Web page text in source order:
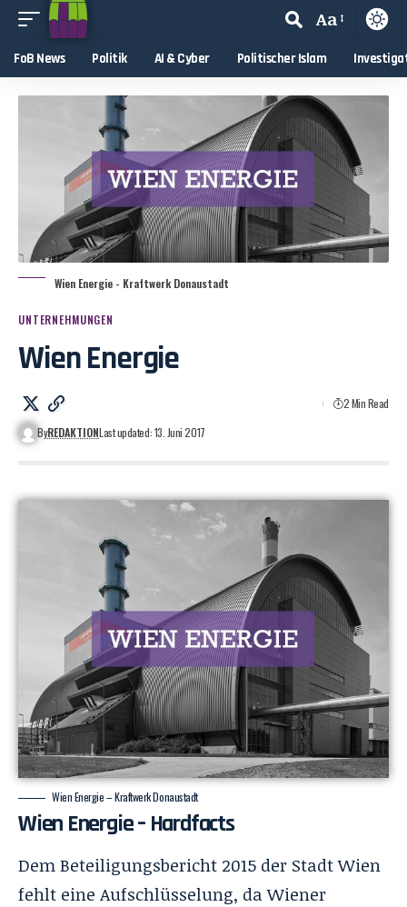
Aa
FoB News Politik AI & Cyber Politischer Islam
Wien Energie - Kraftwerk Donaustadt
UNTERNEHMUNGEN
Wien Energie
ByREDAKTIONLast updated: 13. Juni 2017
2 Min Read
Wien Energie – Kraftwerk Donaustadt
Wien Energie – Hardfacts
Dem Beteiligungsbericht 2015 der Stadt Wien
fehlt eine Aufschlüsselung, daWiener